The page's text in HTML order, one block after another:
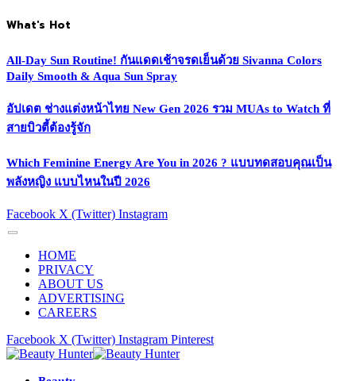
What's Hot
All-Day Sun Routine! กันแดดเช้าจรดเย็นด้วย Sivanna Colors
Daily Smooth & Aqua Sun Spray
อัปเดต ช่างแต่งหน้าไทย New Gen 2026 รวม MUAs to Watch ที่
สายบิวตี้ต้องรู้จัก
Which Feminine Energy Are You in 2026 ? แบบทดสอบคุณเป็น
พลังหญิง แบบไหนในปี 2026
Facebook X (Twitter) Instagram
HOME
PRIVACY
ABOUT US
ADVERTISING
CAREERS
Facebook X (Twitter) Instagram Pinterest